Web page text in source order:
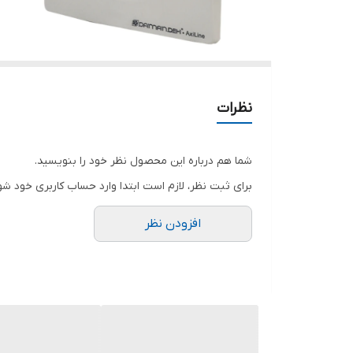
نظرات
شما هم درباره این محصول نظر خود را بنویسید.
برای ثبت نظر، لازم است ابتدا وارد حساب کاربری خود
افزودن نظر